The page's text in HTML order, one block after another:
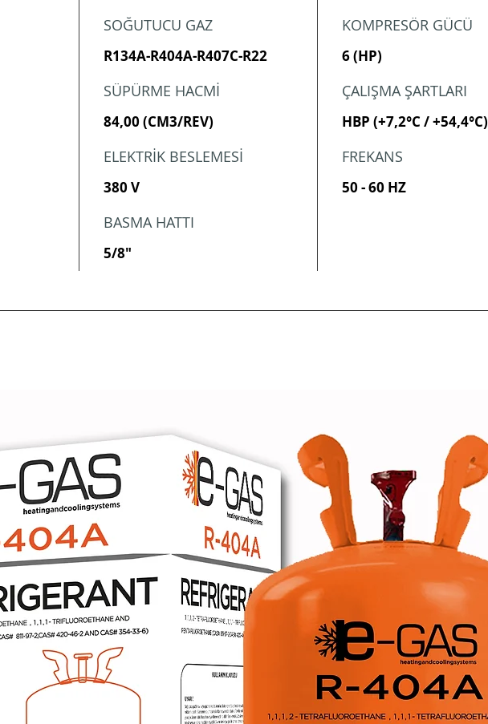
SOĞUTUCU GAZ
R134A-R404A-R407C-R22
KOMPRESÖR GÜCÜ
6 (HP)
SÜPÜRME HACMİ
84,00 (CM3/REV)
ÇALIŞMA ŞARTLARI
HBP (+7,2°C / +54,4°C)
ELEKTRİK BESLEMESİ
380 V
FREKANS
50 - 60 HZ
BASMA HATTI
5/8"